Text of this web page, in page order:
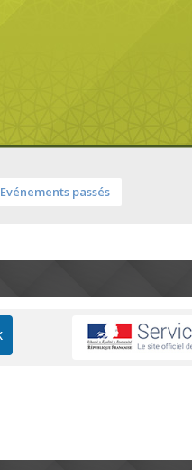
Evénements passés